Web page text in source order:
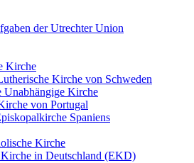
der Utrechter Union
Kirche
Kirche von Schweden
Unabhängige Kirche
von Portugal
Spaniens
Kirche
in Deutschland (EKD)